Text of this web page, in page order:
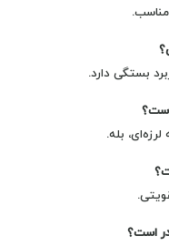
بستگی دارد.
بله.